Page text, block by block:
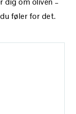
føler for det.